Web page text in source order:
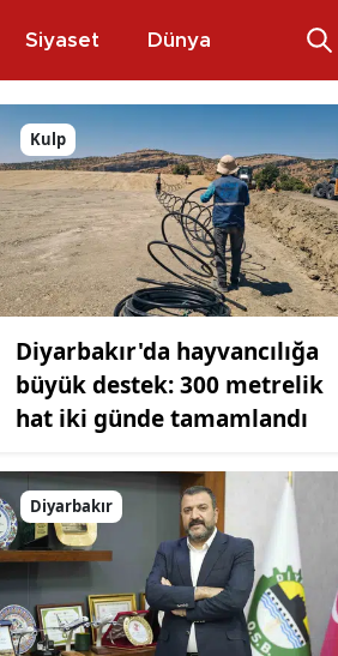
Siyaset Dünya
Kulp
Diyarbakır'da hayvancılığa
büyük destek: 300 metrelik
hat iki günde tamamlandı
Diyarbakır